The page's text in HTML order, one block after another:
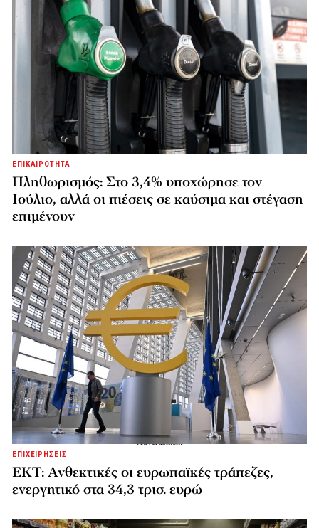
ΕΠΙΚΑΙΡΟΤΗΤΑ
Πληθωρισμός: Στο 3,4% υποχώρησε τον
Ιούλιο, αλλά οι πιέσεις σε καύσιμα και στέγαση
επιμένουν
ΕΠΙΧΕΙΡΗΣΕΙΣ
ΕΚΤ: Ανθεκτικές οι ευρωπαϊκές τράπεζες,
ενεργητικό στα 34,3 τρισ. ευρώ